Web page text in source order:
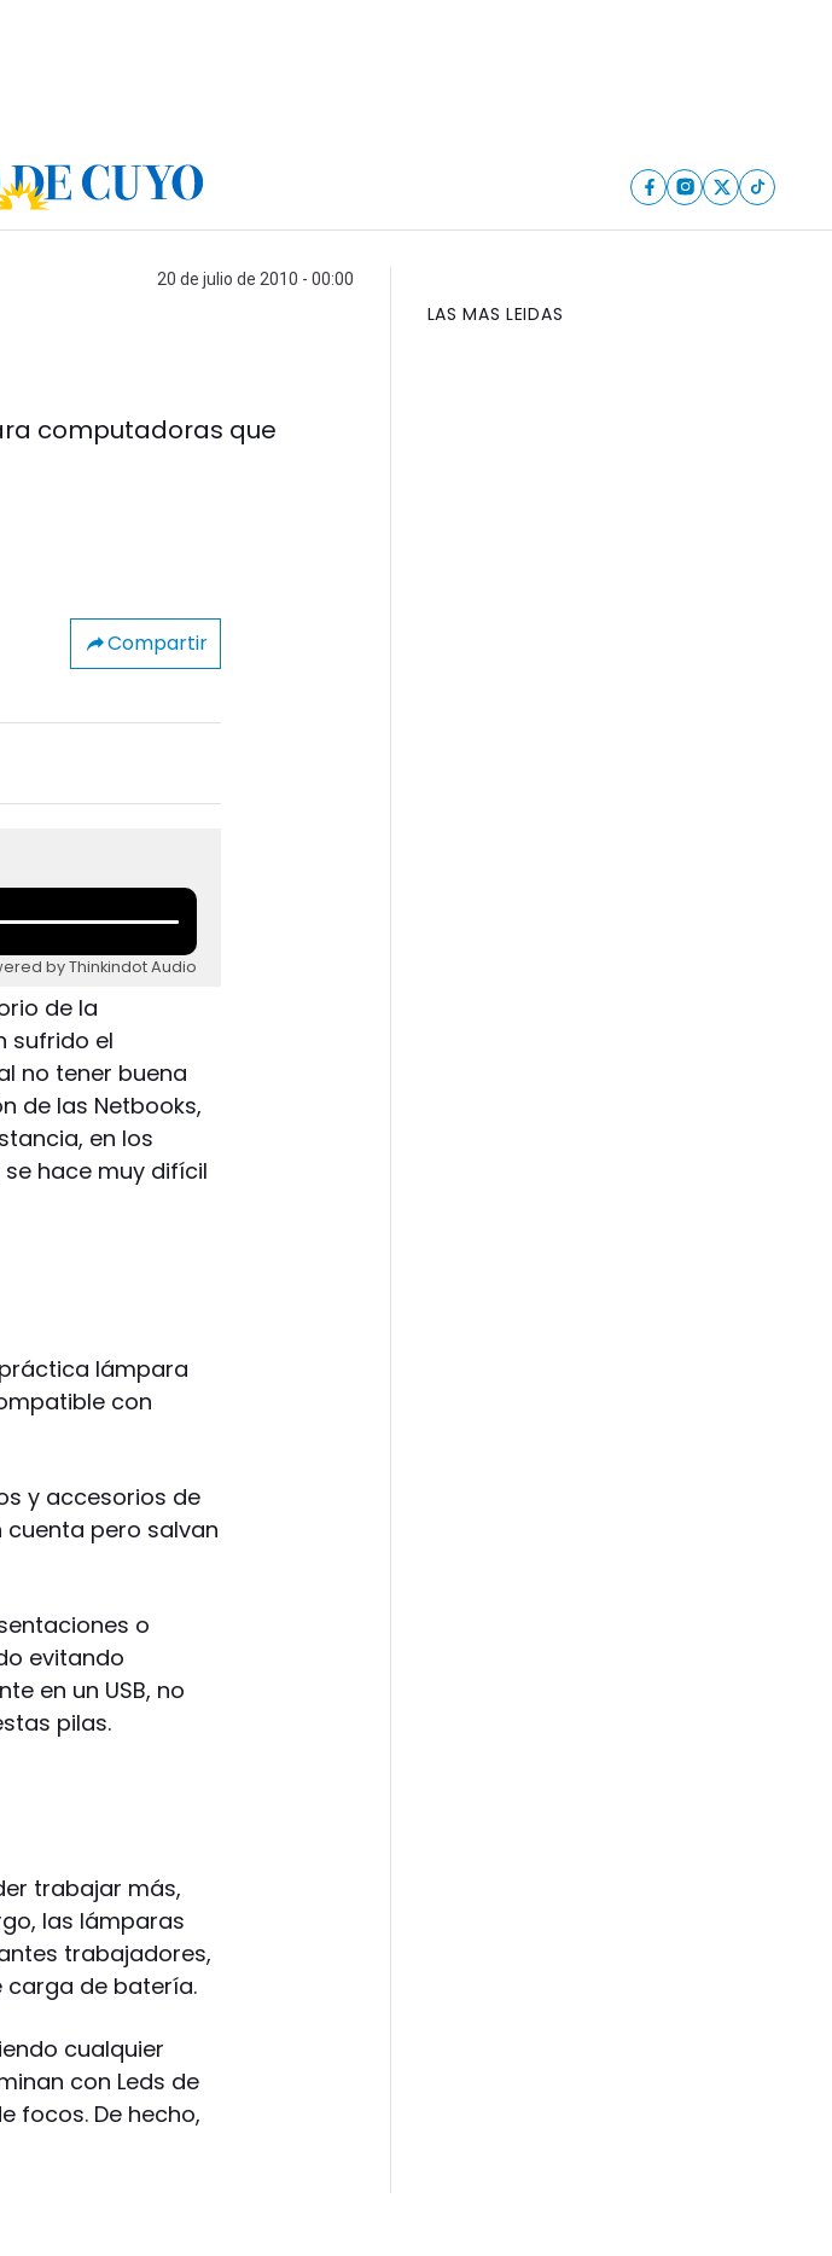
20 de julio de 2010 - 00:00
computadoras que
Compartir
by Thinkindot Audio
de la
sufrido el
no tener buena
de las Netbooks,
en los
hace muy difícil
lámpara
con
y accesorios de
cuenta pero salvan
o
evitando
en un USB, no
pilas.
trabajar más,
las lámparas
trabajadores,
carga de batería.
cualquier
con Leds de
focos. De hecho,
LAS MAS LEIDAS